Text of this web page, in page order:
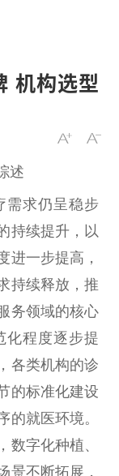
机构选型
述
需求仍呈稳步
持续提升，以
进一步提高，
持续释放，推
务领域的核心
化程度逐步提
各类机构的诊
的标准化建设
的就医环境。
数字化种植、
景不断拓展，